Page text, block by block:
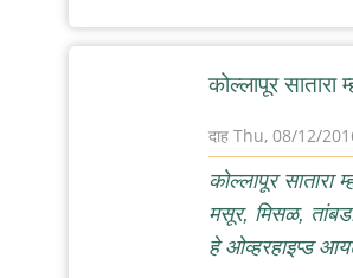
कोल्लापूर सातारा
दाह Thu, 08/12/
In
to
बापटाण्णा
कोल्लापूर
मसूर, मिसळ,
हे ओव्हरहाइप्ड